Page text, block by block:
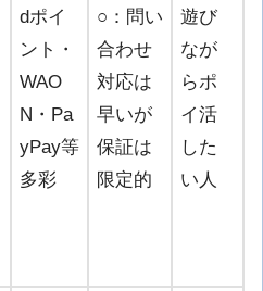
dポイ
ント・
WAO
N・Pa
yPay等
多彩
○：問い
合わせ
対応は
早いが
保証は
限定的
遊び
なが
らポ
イ活
した
い人